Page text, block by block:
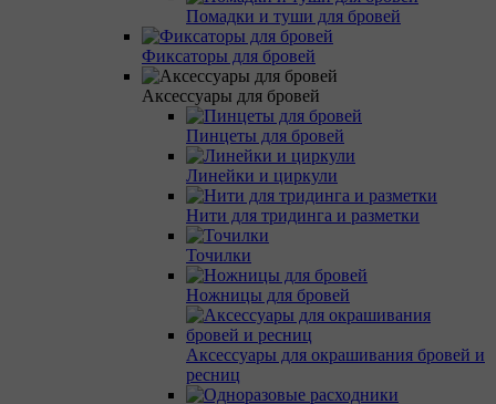
Помадки и туши для бровей
Фиксаторы для бровей
Аксессуары для бровей
Пинцеты для бровей
Линейки и циркули
Нити для тридинга и разметки
Точилки
Ножницы для бровей
Аксессуары для окрашивания бровей и
ресниц